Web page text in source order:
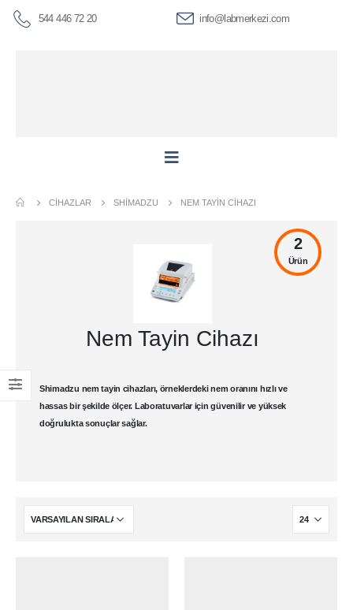
544 446 72 20 info@labmerkezi.com
CIHAZLAR SHIMADZU NEM TAYIN CIHAZI
Nem Tayin Cihazı
Shimadzu nem tayin cihazları, örneklerdeki nem oranını hızlı ve
hassas bir şekilde ölçer. Laboratuvarlar için güvenilir ve yüksek
doğrulukta sonuçlar sağlar.
2
Ürün